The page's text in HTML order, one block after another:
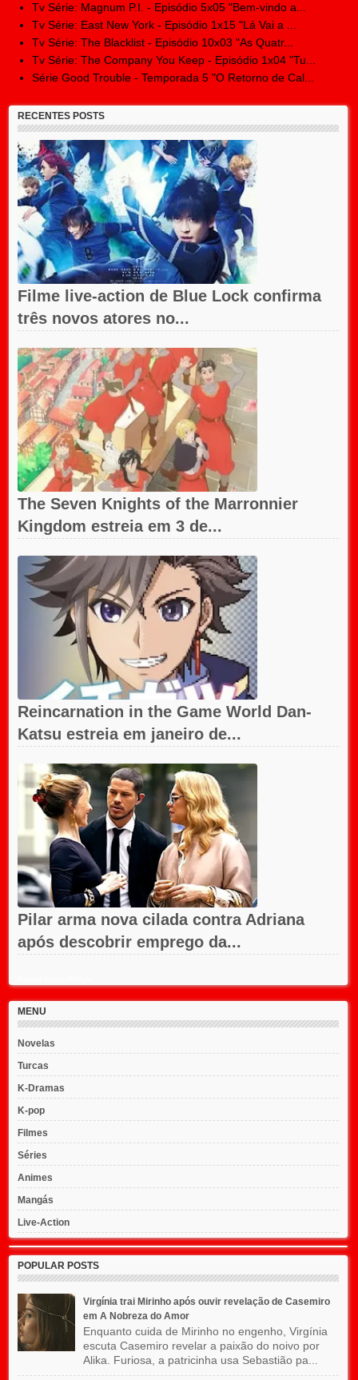
Tv Série: Magnum P.I. - Episódio 5x05 "Bem-vindo a...
Tv Série: East New York - Episódio 1x15 "Lá Vai a ...
Tv Série: The Blacklist - Episódio 10x03 "As Quatr...
Tv Série: The Company You Keep - Episódio 1x04 "Tu...
Série Good Trouble - Temporada 5 "O Retorno de Cal...
RECENTES POSTS
Filme live-action de Blue Lock confirma
três novos atores no...
The Seven Knights of the Marronnier
Kingdom estreia em 3 de...
Reincarnation in the Game World Dan-
Katsu estreia em janeiro de...
Pilar arma nova cilada contra Adriana
após descobrir emprego da...
MENU
Novelas
Turcas
K-Dramas
K-pop
Filmes
Séries
Animes
Mangás
Live-Action
POPULAR POSTS
Virgínia trai Mirinho após ouvir revelação de Casemiro
em A Nobreza do Amor
Enquanto cuida de Mirinho no engenho, Virgínia
escuta Casemiro revelar a paixão do noivo por
Alika. Furiosa, a patricinha usa Sebastião pa...